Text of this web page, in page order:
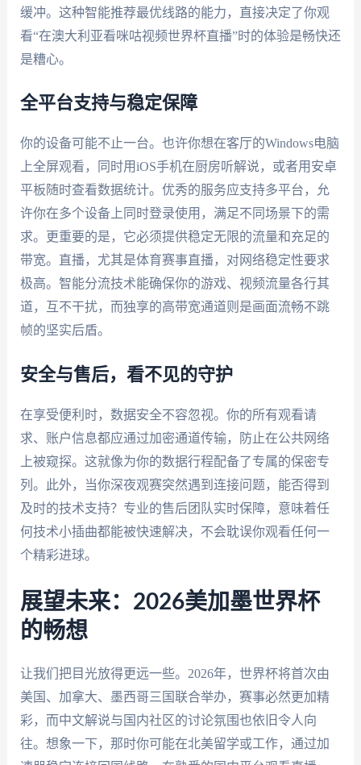
缓冲。这种智能推荐最优线路的能力，直接决定了你观
看“在澳大利亚看咪咕视频世界杯直播”时的体验是畅快还
是糟心。
全平台支持与稳定保障
你的设备可能不止一台。也许你想在客厅的Windows电脑
上全屏观看，同时用iOS手机在厨房听解说，或者用安卓
平板随时查看数据统计。优秀的服务应支持多平台，允
许你在多个设备上同时登录使用，满足不同场景下的需
求。更重要的是，它必须提供稳定无限的流量和充足的
带宽。直播，尤其是体育赛事直播，对网络稳定性要求
极高。智能分流技术能确保你的游戏、视频流量各行其
道，互不干扰，而独享的高带宽通道则是画面流畅不跳
帧的坚实后盾。
安全与售后，看不见的守护
在享受便利时，数据安全不容忽视。你的所有观看请
求、账户信息都应通过加密通道传输，防止在公共网络
上被窥探。这就像为你的数据行程配备了专属的保密专
列。此外，当你深夜观赛突然遇到连接问题，能否得到
及时的技术支持？专业的售后团队实时保障，意味着任
何技术小插曲都能被快速解决，不会耽误你观看任何一
个精彩进球。
展望未来：2026美加墨世界杯
的畅想
让我们把目光放得更远一些。2026年，世界杯将首次由
美国、加拿大、墨西哥三国联合举办，赛事必然更加精
彩，而中文解说与国内社区的讨论氛围也依旧令人向
往。想象一下，那时你可能在北美留学或工作，通过加